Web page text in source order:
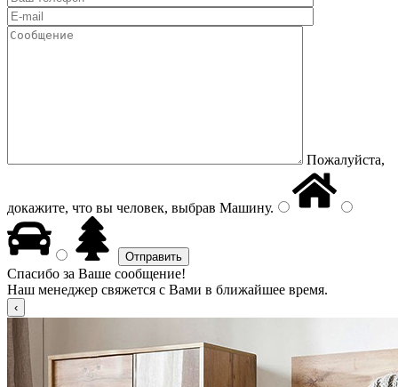
Пожалуйста,
докажите, что вы человек, выбрав Машину.
Спасибо за Ваше сообщение!
Наш менеджер свяжется с Вами в ближайшее время.